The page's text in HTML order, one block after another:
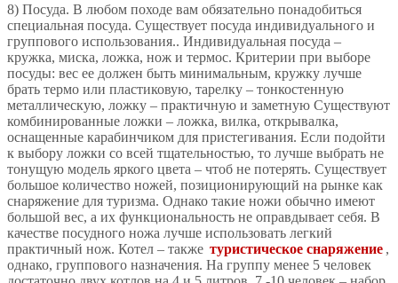
8) Посуда. В любом походе вам обязательно понадобиться
специальная посуда. Существует посуда индивидуального и
группового использования.. Индивидуальная посуда –
кружка, миска, ложка, нож и термос. Критерии при выборе
посуды: вес ее должен быть минимальным, кружку лучше
брать термо или пластиковую, тарелку – тонкостенную
металлическую, ложку – практичную и заметную Существуют
комбинированные ложки – ложка, вилка, открывалка,
оснащенные карабинчиком для пристегивания. Если подойти
к выбору ложки со всей тщательностью, то лучше выбрать не
тонущую модель яркого цвета – чтоб не потерять. Существует
большое количество ножей, позиционирующий на рынке как
снаряжение для туризма. Однако такие ножи обычно имеют
большой вес, а их функциональность не оправдывает себя. В
качестве посудного ножа лучше использовать легкий
практичный нож. Котел – также туристическое снаряжение ,
однако, группового назначения. На группу менее 5 человек